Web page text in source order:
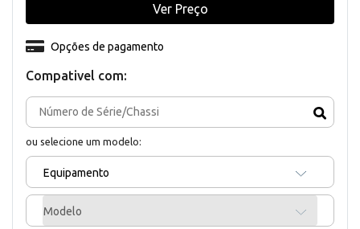
Compativel com:
ou selecione um modelo:
Equipamento
Modelo
Opções de pagamento
Ver Preço